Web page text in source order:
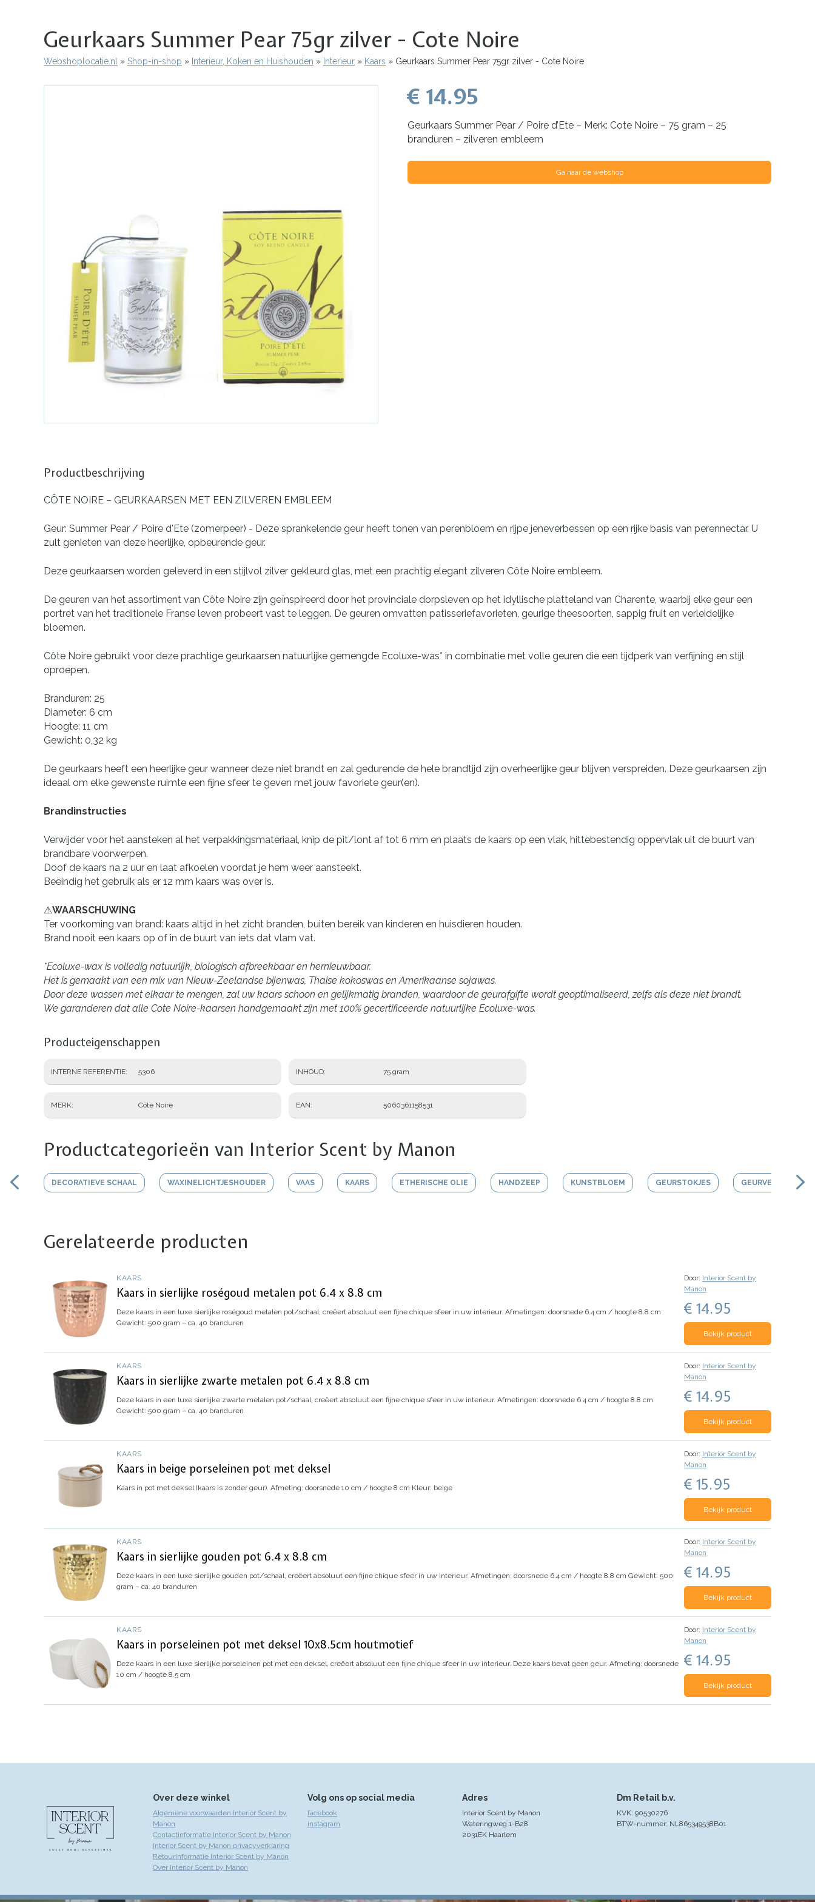
Geurkaars Summer Pear 75gr zilver - Cote Noire
Kruimelpad
Webshoplocatie.nl Shop-in-shop Interieur, Koken en Huishouden Interieur Kaars Geurkaars Summer Pear 75gr zilver - Cote Noire
€ 14.95
Geurkaars Summer Pear / Poire d’Ete – Merk: Cote Noire – 75 gram – 25
branduren – zilveren embleem
Ga naar de webshop
Productbeschrijving
CÔTE NOIRE – GEURKAARSEN MET EEN ZILVEREN EMBLEEM
Geur: Summer Pear / Poire d'Ete (zomerpeer) - Deze sprankelende geur heeft tonen van perenbloem en rijpe jeneverbessen op een rijke basis van perennectar. U
zult genieten van deze heerlijke, opbeurende geur.
Deze geurkaarsen worden geleverd in een stijlvol zilver gekleurd glas, met een prachtig elegant zilveren Côte Noire embleem.
De geuren van het assortiment van Côte Noire zijn geïnspireerd door het provinciale dorpsleven op het idyllische platteland van Charente, waarbij elke geur een
portret van het traditionele Franse leven probeert vast te leggen. De geuren omvatten patisseriefavorieten, geurige theesoorten, sappig fruit en verleidelijke
bloemen.
Côte Noire gebruikt voor deze prachtige geurkaarsen natuurlijke gemengde Ecoluxe-was* in combinatie met volle geuren die een tijdperk van verfijning en stijl
oproepen.
Branduren: 25
Diameter: 6 cm
Hoogte: 11 cm
Gewicht: 0,32 kg
De geurkaars heeft een heerlijke geur wanneer deze niet brandt en zal gedurende de hele brandtijd zijn overheerlijke geur blijven verspreiden. Deze geurkaarsen zijn
ideaal om elke gewenste ruimte een fijne sfeer te geven met jouw favoriete geur(en).
Brandinstructies
Verwijder voor het aansteken al het verpakkingsmateriaal, knip de pit/lont af tot 6 mm en plaats de kaars op een vlak, hittebestendig oppervlak uit de buurt van
brandbare voorwerpen.
Doof de kaars na 2 uur en laat afkoelen voordat je hem weer aansteekt.
Beëindig het gebruik als er 12 mm kaars was over is.
⚠WAARSCHUWING
Ter voorkoming van brand: kaars altijd in het zicht branden, buiten bereik van kinderen en huisdieren houden.
Brand nooit een kaars op of in de buurt van iets dat vlam vat.
*Ecoluxe-wax is volledig natuurlijk, biologisch afbreekbaar en hernieuwbaar.
Het is gemaakt van een mix van Nieuw-Zeelandse bijenwas, Thaise kokoswas en Amerikaanse sojawas.
Door deze wassen met elkaar te mengen, zal uw kaars schoon en gelijkmatig branden, waardoor de geurafgifte wordt geoptimaliseerd, zelfs als deze niet brandt.
We garanderen dat alle Cote Noire-kaarsen handgemaakt zijn met 100% gecertificeerde natuurlijke Ecoluxe-was.
Producteigenschappen
INTERNE REFERENTIE 5306
MERK Côte Noire
INHOUD 75 gram
EAN 5060361158531
Productcategorieën van Interior Scent by Manon
DECORATIEVE SCHAAL WAXINELICHTJESHOUDER VAAS KAARS ETHERISCHE OLIE HANDZEEP KUNSTBLOEM GEURSTOKJES GEURVERSTUIVER
Gerelateerde producten
KAARS
Kaars in sierlijke roségoud metalen pot 6.4 x 8.8 cm
Deze kaars in een luxe sierlijke roségoud metalen pot/schaal, creëert absoluut een fijne chique sfeer in uw interieur. Afmetingen: doorsnede 6.4 cm / hoogte 8.8 cm
Gewicht: 500 gram – ca. 40 branduren
Door: Interior Scent by
Manon
€ 14.95
Bekijk product
KAARS
Kaars in sierlijke zwarte metalen pot 6.4 x 8.8 cm
Deze kaars in een luxe sierlijke zwarte metalen pot/schaal, creëert absoluut een fijne chique sfeer in uw interieur. Afmetingen: doorsnede 6.4 cm / hoogte 8.8 cm
Gewicht: 500 gram – ca. 40 branduren
Door: Interior Scent by
Manon
€ 14.95
Bekijk product
KAARS
Kaars in beige porseleinen pot met deksel
Kaars in pot met deksel (kaars is zonder geur). Afmeting: doorsnede 10 cm / hoogte 8 cm Kleur: beige
Door: Interior Scent by
Manon
€ 15.95
Bekijk product
KAARS
Kaars in sierlijke gouden pot 6.4 x 8.8 cm
Deze kaars in een luxe sierlijke gouden pot/schaal, creëert absoluut een fijne chique sfeer in uw interieur. Afmetingen: doorsnede 6.4 cm / hoogte 8.8 cm Gewicht: 500
gram – ca. 40 branduren
Door: Interior Scent by
Manon
€ 14.95
Bekijk product
KAARS
Kaars in porseleinen pot met deksel 10x8.5cm houtmotief
Deze kaars in een luxe sierlijke porseleinen pot met een deksel, creëert absoluut een fijne chique sfeer in uw interieur. Deze kaars bevat geen geur. Afmeting: doorsnede
10 cm / hoogte 8.5 cm
Door: Interior Scent by
Manon
€ 14.95
Bekijk product
Over deze winkel
Algemene voorwaarden Interior Scent by
Manon
Contactinformatie Interior Scent by Manon
Interior Scent by Manon privacyverklaring
Retourinformatie Interior Scent by Manon
Over Interior Scent by Manon
Volg ons op social media
facebook
instagram
Adres
Interior Scent by Manon
Wateringweg 1-B28
2031EK Haarlem
Dm Retail b.v.
KVK: 90530276
BTW-nummer: NL865349538B01